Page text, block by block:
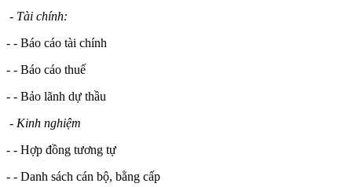
- Tài chính:
- - Báo cáo tài chính
- - Báo cáo thuế
- - Bảo lãnh dự thầu
- Kinh nghiệm
- - Hợp đồng tương tự
- - Danh sách cán bộ, bằng cấp